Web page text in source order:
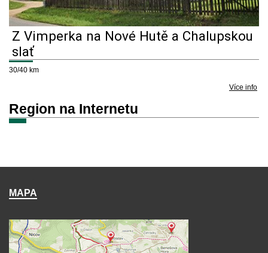
Z Vimperka na Nové Hutě a Chalupskou
slať
30/40 km
Více info
Region na Internetu
MAPA